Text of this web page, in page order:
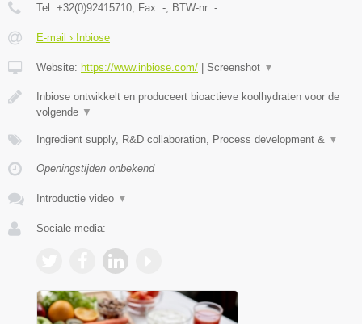
Tel: +32(0)92415710 , Fax: - , BTW-nr: -
E-mail › Inbiose
Website: https://www.inbiose.com/ Screenshot ▼
Inbiose ontwikkelt en produceert bioactieve koolhydraten voor de
volgende ▼
Ingredient supply, R&D collaboration, Process development & ▼
Openingstijden onbekend
Introductie video ▼
Sociale media: